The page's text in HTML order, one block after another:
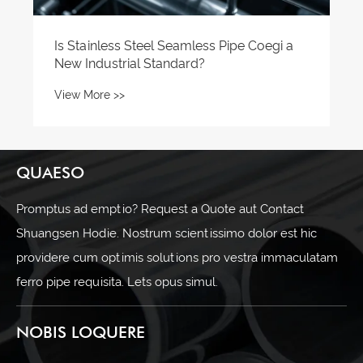
QUAESO
Promptus ad emptio? Request a Quote aut Contact
Shuangsen Hodie. Nostrum scientissimo dolor est hic
providere cum optimis solutions pro vestra immaculatam
ferro pipe requisita. Lets opus simul.
NOBIS LOQUERE